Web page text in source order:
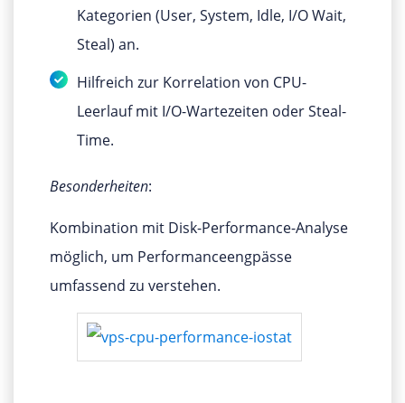
Kategorien (User, System, Idle, I/O Wait,
Steal) an.
Hilfreich zur Korrelation von CPU-
Leerlauf mit I/O-Wartezeiten oder Steal-
Time.
Besonderheiten:
Kombination mit Disk-Performance-Analyse
möglich, um Performanceengpässe
umfassend zu verstehen.